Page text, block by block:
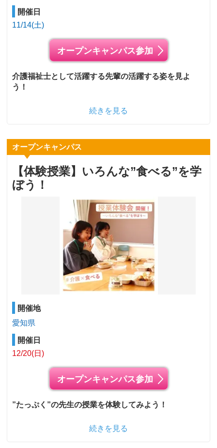
開催日
11/14(土)
オープンキャンパス参加
介護福祉士として活躍する先輩の活躍する姿を見よ
う！
続きを見る
オープンキャンパス
【体験授業】いろんな”食べる”を学
ぼう！
開催地
愛知県
開催日
12/20(日)
オープンキャンパス参加
”たっぷく”の先生の授業を体験してみよう！
続きを見る